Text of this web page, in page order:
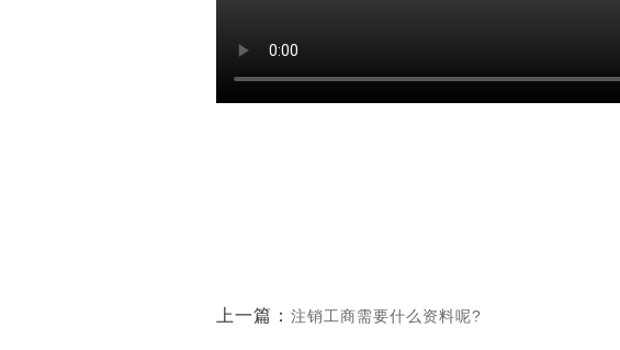
上一篇： 注销工商需要什么资料呢?